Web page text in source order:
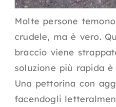
Molte persone
crudele, ma è vero.
braccio viene
soluzione più rapida
Una pettorina con
facendogli